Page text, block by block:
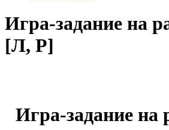
Игра-задание на
[Л, Р]
Игра-задание на